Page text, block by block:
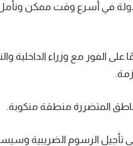
في أسرع وقت ممكن
الفور مع وزراء الداخلية
المتضررة منطقة منكوبة.
الرسوم الضريبية